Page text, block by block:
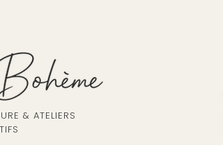
& ATELIERS